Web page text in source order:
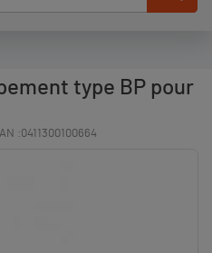
type BP pour
:0411300100664